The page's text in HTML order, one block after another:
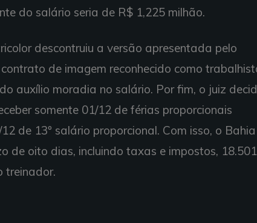
do salário seria de R$ 1,225 milhão.
descontruiu a versão apresentada pelo
de imagem reconhecido como
auxílio moradia no salário. Por fim, o juiz
somente 01/12 de férias proporcionais
de 13º salário proporcional. Com isso, o
de oito dias, incluindo taxas e impostos,
treinador.